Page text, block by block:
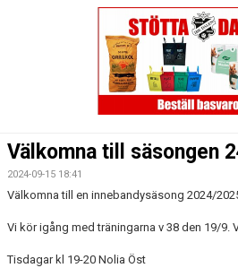
TRUPPEN
Välkomna till säsongen
2024-09-15 18:41
Välkomna till en innebandysäsong 2024/
Vi kör igång med träningarna v 38 den 19/9.
Tisdagar kl 19-20 Nolia Öst